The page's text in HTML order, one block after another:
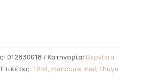
012830018 Κατηγορία: Βερνίκια
Ετικέτες: 12ml manicure nail thuya